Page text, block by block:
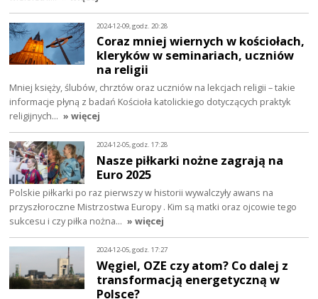
2024-12-09, godz. 20:28
Coraz mniej wiernych w kościołach,
kleryków w seminariach, uczniów
na religii
Mniej księży, ślubów, chrztów oraz uczniów na lekcjach religii – takie
informacje płyną z badań Kościoła katolickiego dotyczących praktyk
religijnych… » więcej
2024-12-05, godz. 17:28
Nasze piłkarki nożne zagrają na
Euro 2025
Polskie piłkarki po raz pierwszy w historii wywalczyły awans na
przyszłoroczne Mistrzostwa Europy . Kim są matki oraz ojcowie tego
sukcesu i czy piłka nożna… » więcej
2024-12-05, godz. 17:27
Węgiel, OZE czy atom? Co dalej z
transformacją energetyczną w
Polsce?